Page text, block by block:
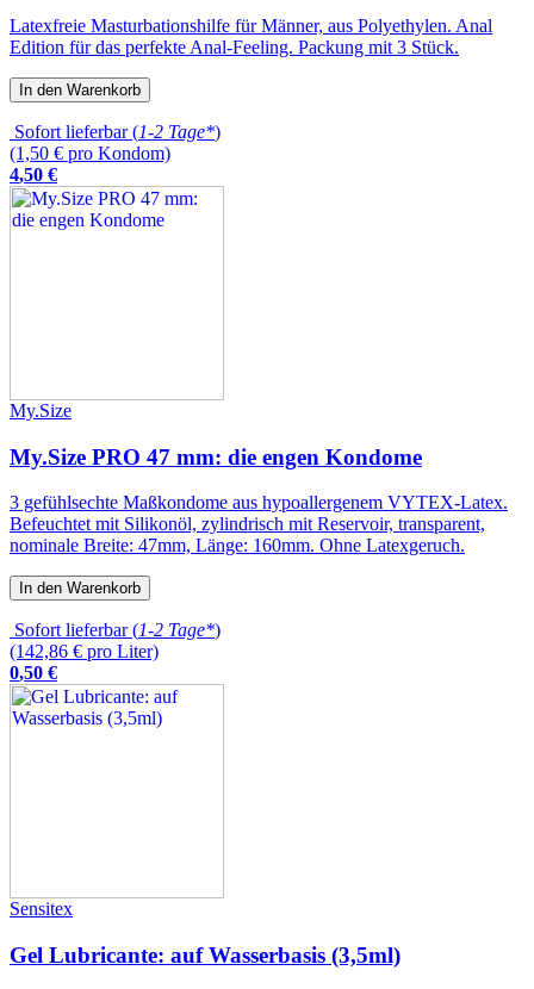
Latexfreie Masturbationshilfe für Männer, aus Polyethylen. Anal
Edition für das perfekte Anal-Feeling. Packung mit 3 Stück.
In den Warenkorb
Sofort lieferbar (1-2 Tage*)
(1,50 € pro Kondom)
4,50 €
My.Size
My.Size PRO 47 mm: die engen Kondome
3 gefühlsechte Maßkondome aus hypoallergenem VYTEX-Latex.
Befeuchtet mit Silikonöl, zylindrisch mit Reservoir, transparent,
nominale Breite: 47mm, Länge: 160mm. Ohne Latexgeruch.
In den Warenkorb
Sofort lieferbar (1-2 Tage*)
(142,86 € pro Liter)
0,50 €
Sensitex
Gel Lubricante: auf Wasserbasis (3,5ml)